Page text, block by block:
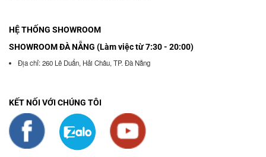
HỆ THỐNG SHOWROOM
SHOWROOM ĐÀ NẴNG (Làm việc từ 7:30 - 20:00)
Địa chỉ: 260 Lê Duẩn, Hải Châu, TP. Đà Nẵng
KẾT NỐI VỚI CHÚNG TÔI